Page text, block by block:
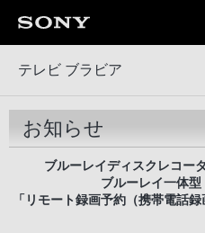
テレビ ブラビア
お知らせ
ブルーレイディスクレコー
ブルーレイ一体
「リモート録画予約（携帯電話